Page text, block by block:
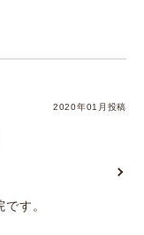
2020年01月投稿
す。